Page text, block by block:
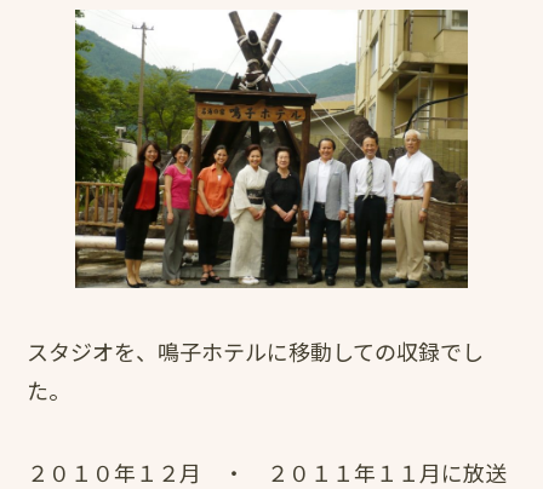
スタジオを、鳴子ホテルに移動しての収録でし
た。
２０１０年１２月 ・ ２０１１年１１月に放送